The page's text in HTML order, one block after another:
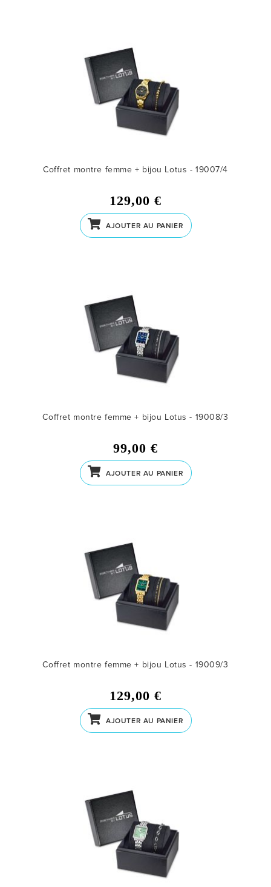
Coffret montre femme + bijou Lotus - 19007/4
129,00 €
AJOUTER AU PANIER
Coffret montre femme + bijou Lotus - 19008/3
99,00 €
AJOUTER AU PANIER
Coffret montre femme + bijou Lotus - 19009/3
129,00 €
AJOUTER AU PANIER